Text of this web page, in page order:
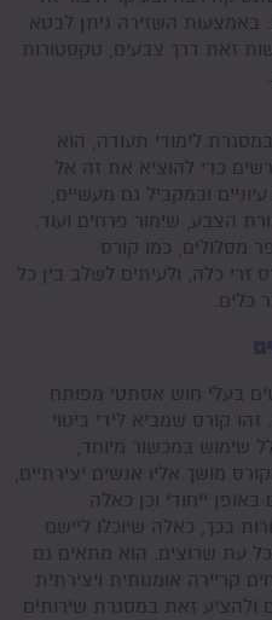
באמצעות השזירה ניתן לבטא
זאת דרך צבעים, טקסטורות
לימודי תעודה, הוא
כדי להוציא את זה אל
ובמקביל גם מעשיים,
הצבע, שימור פרחים ועוד.
מסלולים, כמו קורס
זרי כלה, ולעיתים לשלב בין כל
כלים.
בעלי חוש אסתטי מפותח
קורס שמביא לידי ביטוי
שימוש במכשור מיוחד,
מושך אליו אנשים יצירתיים,
ייחודי וכן כאלה
בכך, כאלה שיוכלו ליישם
עת שרוצים. הוא מתאים גם
אומנותית ויצירתית
ולהציע זאת במסגרת שירותים